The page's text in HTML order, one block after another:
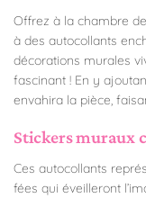
Offrez à la chambre
à des autocollants
décorations murales
fascinant ! En y
envahira la pièce,
Stickers muraux
Ces autocollants
fées qui éveilleront